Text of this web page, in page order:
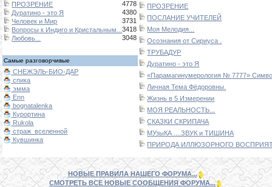
ПРОЗРЕНИЕ
4778
Дуратино - это Я
4380
Человек и Мир
3731
Вопросы к Индиго и Кристальным...3418
Любовь...
3048
ПРОЗРЕНИЕ
ПОСЛАНИЕ УЧИТЕЛЕЙ
Моя Мелодия...
Осознания от Сириуса .
ТРУБАДУР
Дуратино - это Я
«Парамагинумерология № 7777»
Личная Тема Фёдоровны.
Жизнь в 5 Измерении
МОЯ РЕАЛЬНОСТЬ...
СКАЗКИ СКРИПАЧА
МУзыКА ....ЗВУК и ТИШИНА
ПРИРОДА ИЛЛЮЗОРНОГО
Самые разговорчивые
СНЕЖЭЛЬ-БИО-ДАР
спика
эмма
Enn
bognatalenka
Курортина
Rukola
страж_вселенной
Кувшинка
НОВЫЕ ПРАВИЛА НАШЕГО ФОРУМА...
СМОТРЕТЬ ВСЕ НОВЫЕ СООБЩЕНИЯ ФОРУМА...